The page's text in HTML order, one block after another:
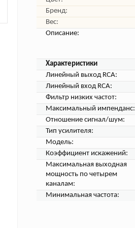
Бренд:
Вес:
Описание:
Характеристики
Линейный выход RCA:
Линейный вход RCA:
Фильтр низких частот:
Максимальный импенданс:
Отношение сигнал/шум:
Тип усилителя:
Модель:
Коэффициент искажений:
Максимальная выходная
мощность по четырем
каналам:
Минимальная частота: